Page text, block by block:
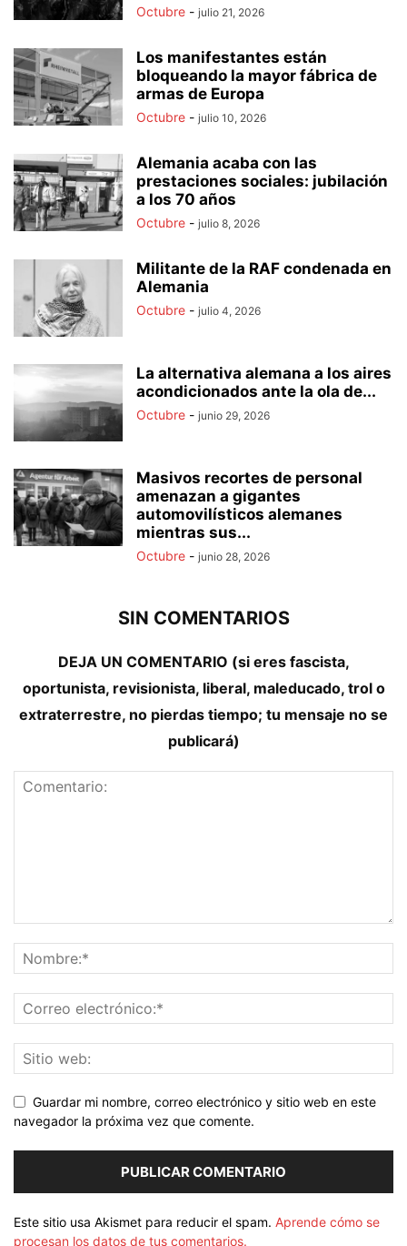
Octubre - julio 21, 2026
Los manifestantes están
bloqueando la mayor fábrica de
armas de Europa
Octubre - julio 10, 2026
Alemania acaba con las
prestaciones sociales: jubilación
a los 70 años
Octubre - julio 8, 2026
Militante de la RAF condenada en
Alemania
Octubre - julio 4, 2026
La alternativa alemana a los aires
acondicionados ante la ola de...
Octubre - junio 29, 2026
Masivos recortes de personal
amenazan a gigantes
automovilísticos alemanes
mientras sus...
Octubre - junio 28, 2026
SIN COMENTARIOS
DEJA UN COMENTARIO (si eres fascista,
oportunista, revisionista, liberal, maleducado, trol o
extraterrestre, no pierdas tiempo; tu mensaje no se
publicará)
Guardar mi nombre, correo electrónico y sitio web en este
navegador la próxima vez que comente.
Este sitio usa Akismet para reducir el spam. Aprende cómo se
procesan los datos de tus comentarios.